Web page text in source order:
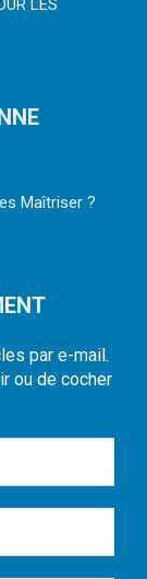
LES
Maîtriser ?
par e-mail.
ou de cocher